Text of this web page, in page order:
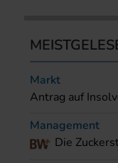
Markt
Antrag auf
Management
Die